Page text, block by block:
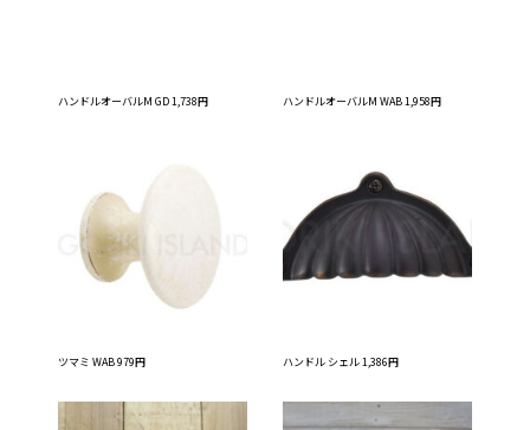
ハンドルオーバルM GD 1,738円 ハンドルオーバルM WAB 1,958円
ツマミ WAB 979円 ハンドル シェル 1,386円